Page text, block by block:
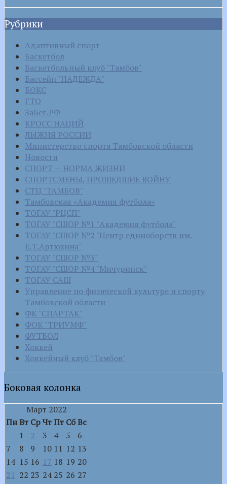
Рубрики
Адаптивный спорт
Баскетбол
Баскетбольный клуб "Тамбов"
Бассейн "НАДЕЖДА"
БОКС
ГТО
ЗаБег.РФ
КРОСС НАЦИЙ
ЛЫЖНЯ РОССИИ
Министерство спорта Тамбовской области
Новости
СПОРТ — НОРМА ЖИЗНИ
СПОРТСМЕНЫ, ПРОШЕДШИЕ ВОЙНУ
СТЦ "ТАМБОВ"
Тамбовская «Академия футбола»
ТОГАУ "РЦСП"
ТОГАУ "СШОР №1 "Академия футбола"
ТОГАУ "СШОР №2 "Центр единоборств им.
Е.Т.Артюхина"
ТОГАУ "СШОР №3"
ТОГАУ "СШОР №4 "Мичуринск"
ТОГАУ САШ
Управление по физической культуре и спорту
Тамбовской области
ФК "СПАРТАК"
ФОК "ТРИУМФ"
ФУТБОЛ
Хоккей
Хоккейный клуб "Тамбов"
Боковая колонка
Март 2022
ПнВт СрЧтПт СбВс
1
2 3 4 5
6
7
8 9 10 11 12 13
14 15 16 17 18 19 20
21 22 23 24 25 26 27